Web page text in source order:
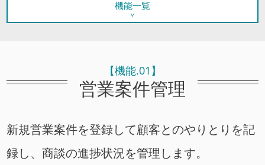
機能一覧
【機能.01】
営業案件管理
新規営業案件を登録して顧客とのやりとりを記
録し、商談の進捗状況を管理します。